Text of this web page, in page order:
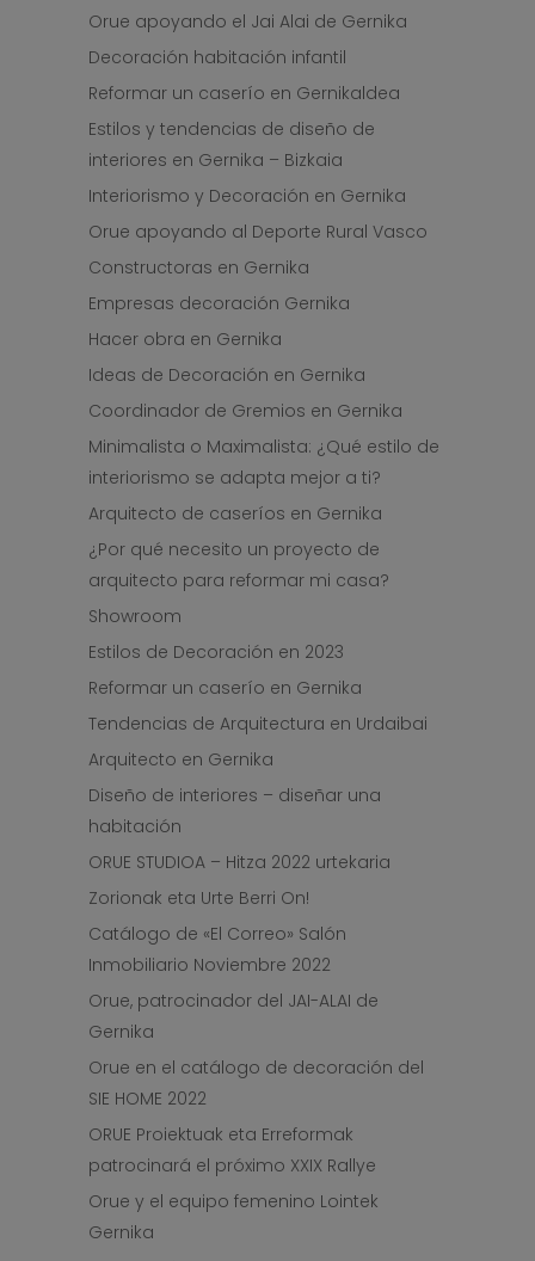
Orue apoyando el Jai Alai de Gernika
Decoración habitación infantil
Reformar un caserío en Gernikaldea
Estilos y tendencias de diseño de
interiores en Gernika – Bizkaia
Interiorismo y Decoración en Gernika
Orue apoyando al Deporte Rural Vasco
Constructoras en Gernika
Empresas decoración Gernika
Hacer obra en Gernika
Ideas de Decoración en Gernika
Coordinador de Gremios en Gernika
Minimalista o Maximalista: ¿Qué estilo de
interiorismo se adapta mejor a ti?
Arquitecto de caseríos en Gernika
¿Por qué necesito un proyecto de
arquitecto para reformar mi casa?
Showroom
Estilos de Decoración en 2023
Reformar un caserío en Gernika
Tendencias de Arquitectura en Urdaibai
Arquitecto en Gernika
Diseño de interiores – diseñar una
habitación
ORUE STUDIOA – Hitza 2022 urtekaria
Zorionak eta Urte Berri On!
Catálogo de «El Correo» Salón
Inmobiliario Noviembre 2022
Orue, patrocinador del JAI-ALAI de
Gernika
Orue en el catálogo de decoración del
SIE HOME 2022
ORUE Proiektuak eta Erreformak
patrocinará el próximo XXIX Rallye
Orue y el equipo femenino Lointek
Gernika